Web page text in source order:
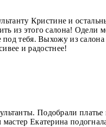
Кристине и
из этого салона! Одели
под тебя. Выхожу из
и радостнее!
Подобрали
Екатерина